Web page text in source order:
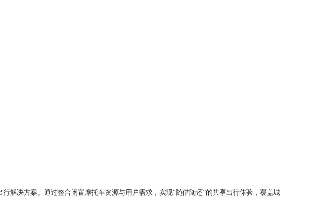
解决方案。通过整合闲置摩托车资源与用户需求，实现“随借随还”的共享出行体验，覆盖城